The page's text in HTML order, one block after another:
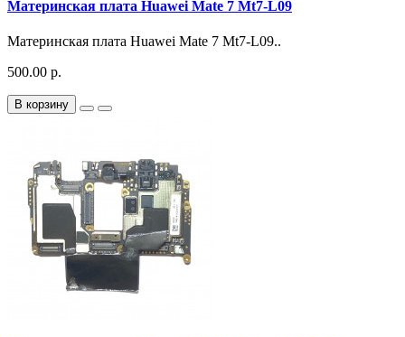
Материнская плата Huawei Mate 7 Mt7-L09
Материнская плата Huawei Mate 7 Mt7-L09..
500.00 р.
В корзину